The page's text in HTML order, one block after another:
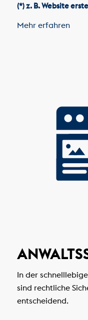
(*) z. B. Website
Mehr erfahren
In der
sind rechtliche
entscheidend.